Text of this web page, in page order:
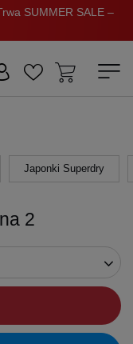
SUMMER SALE –
Japonki Superdry
2